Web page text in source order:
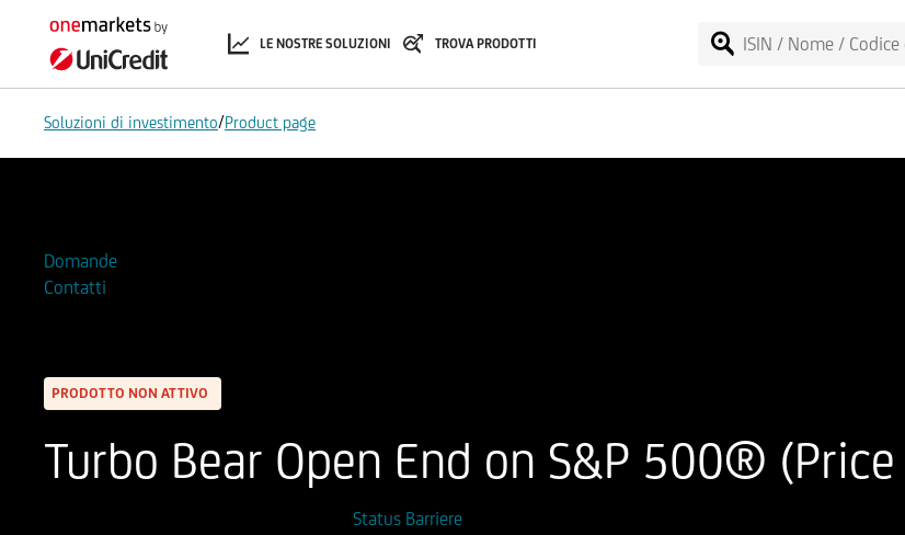
LE NOSTRE SOLUZIONI TROVA PRODOTTI
Soluzioni di investimento/Product page
Domande
Contatti
PRODOTTO NON ATTIVO
Turbo Bear Open End on S&P 500®
Status Barriere